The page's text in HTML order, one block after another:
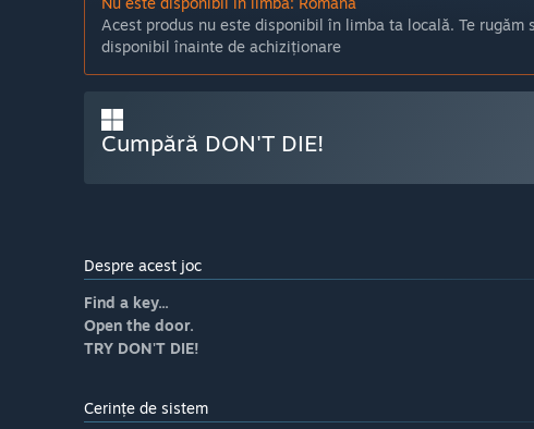
Acest produs nu este disponibil în limba ta locală. Te
disponibil înainte de achiziționare
Cumpără DON'T DIE!
Despre acest joc
Find a key...
Open the door.
TRY DON'T DIE!
Cerințe de sistem